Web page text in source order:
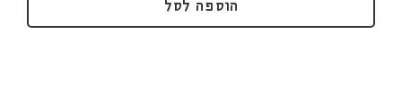
הוספה לסל